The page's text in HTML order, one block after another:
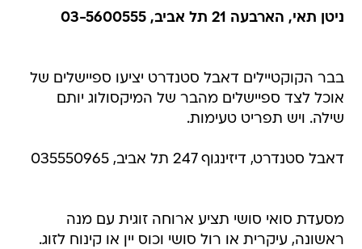
ניטן תאי, הארבעה 21 תל אביב, 03-5600555
בבר הקוקטיילים דאבל סטנדרט יציעו ספיישלים של
אוכל לצד ספיישלים מהבר של המיקסולוג יותם
שילה. ויש תפריט טעימות.
דאבל סטנדרט, דיזינגוף 247 תל אביב, 035550965
מסעדת סואי סושי תציע ארוחה זוגית עם מנה
ראשונה, עיקרית או רול סושי וכוס יין או קינוח לזוג.